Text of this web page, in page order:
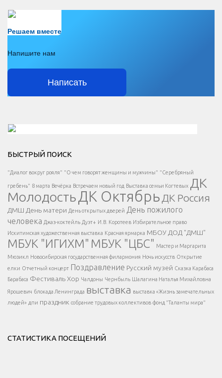
Решаем вместе
Напишите нам
Написать
Есть вопрос?
Напишите нам
</span >
</div >
Написать
</button >
</div >
</div > </div >
БЫСТРЫЙ ПОИСК
"Диалог вокруг рояля" "О чем говорят женщины и мужчины" "Серебряный
гребень" 8 марта Вечёрка Встречаем новый год Выставка семьи Когтевых ДК
МолодостьДК Октябрь ДК Россия
ДМШ День матери День открытых дверей День пожилого
человека Джаз-коктейль Дуэт+ И.В. Коротеев Избирательное право
Искитимская художественная выставка Красная ярмарка МБОУ ДОД "ДМШ"
МБУК "ИГИХМ" МБУК "ЦБС" Мастер и Маргарита
Мюзикл Новосибирская государственная филармония Ночь искусств Открытие
елки Отчетный концерт Поздравление Русский музей Сказка Карабаса
Барабаса ФестивальХор Чалдоны Чернбыль Шалагина Наталья Михайловна
Ярошевич блокада Ленинграда выставка выставка «Жизнь замечательных
людей» дпи праздник собрание трудовых коллективов фонд "Таланты мира"
СТАТИСТИКА ПОСЕЩЕНИЙ